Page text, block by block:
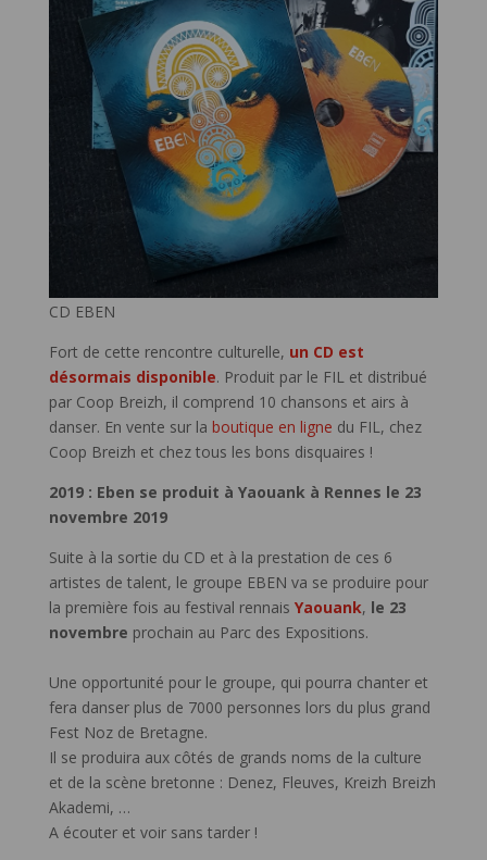
CD EBEN
Fort de cette rencontre culturelle, un CD est
désormais disponible. Produit par le FIL et distribué
par Coop Breizh, il comprend 10 chansons et airs à
danser. En vente sur la boutique en ligne du FIL, chez
Coop Breizh et chez tous les bons disquaires !
2019 : Eben se produit à Yaouank à Rennes le 23
novembre 2019
Suite à la sortie du CD et à la prestation de ces 6
artistes de talent, le groupe EBEN va se produire pour
la première fois au festival rennais Yaouank, le 23
novembre prochain au Parc des Expositions.
Une opportunité pour le groupe, qui pourra chanter et
fera danser plus de 7000 personnes lors du plus grand
Fest Noz de Bretagne.
Il se produira aux côtés de grands noms de la culture
et de la scène bretonne : Denez, Fleuves, Kreizh Breizh
Akademi, …
A écouter et voir sans tarder !